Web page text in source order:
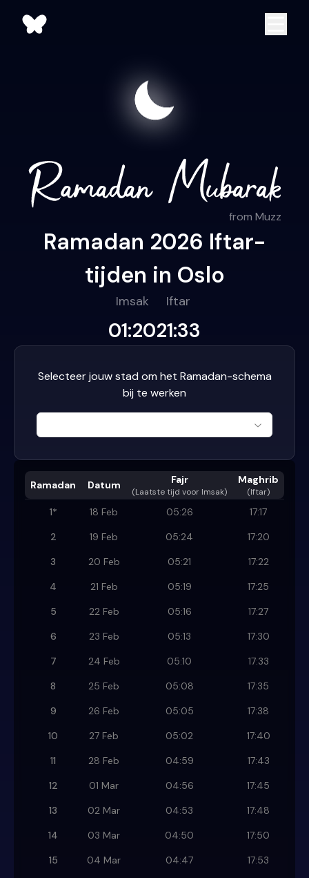
from Muzz
Ramadan 2026 Iftar-
tijden in Oslo
Imsak
01:20
Iftar
21:33
Selecteer jouw stad om het Ramadan-schema
bij te werken
Ramadan Datum Fajr
(Laatste tijd voor Imsak)
Maghrib
(Iftar)
1* 18 Feb 05:26
17:17
2
19 Feb 05:24
17:20
3
20 Feb 05:21
17:22
4
21 Feb 05:19
17:25
5
22 Feb 05:16
17:27
6
23 Feb 05:13
17:30
7
24 Feb 05:10
17:33
8
25 Feb 05:08
17:35
9
26 Feb 05:05
17:38
10
27 Feb 05:02
17:40
11
28 Feb 04:59
17:43
12
01 Mar 04:56
17:45
13
02 Mar 04:53
17:48
14
03 Mar 04:50
17:50
15
04 Mar 04:47
17:53